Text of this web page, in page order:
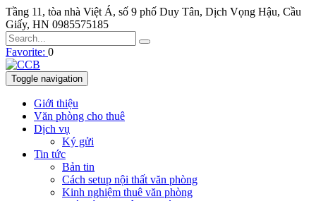
Tầng 11, tòa nhà Việt Á, số 9 phố Duy Tân, Dịch Vọng Hậu, Cầu
Giấy, HN 0985575185
Favorite: 0
Toggle navigation
Giới thiệu
Văn phòng cho thuê
Dịch vụ
Ký gửi
Tin tức
Bản tin
Cách setup nội thất văn phòng
Kinh nghiệm thuê văn phòng